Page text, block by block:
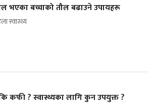
भएका बच्चाको तौल बढाउने उपायहरू
स्वास्थ्य
कफी ? स्वास्थ्यका लागि कुन उपयुक्त ?